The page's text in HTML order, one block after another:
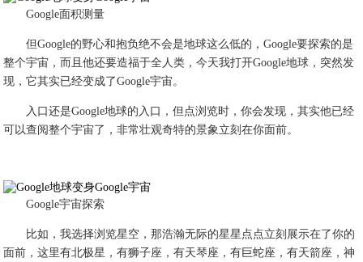
Google面积测量
但Google的野心和抱负绝不会是地球这么低的，Google要探索的是
整个宇宙，而且他还要造福于全人类，今天我打开Google地球，突然发
现，它其实已经变成了Google宇宙。
入口还是Google地球的入口，但点浏览时，你会发现，其实他已经
可以查阅整个宇宙了，非常壮观奇特的景象立刻在你面前。
Google宇宙探索
比如，我选择浏览星空，那浩瀚无际的星星点点立刻展示在了你的
面前，这里有北极星，有狮子座，有天琴座，有巨蛇座，有天箭座，神